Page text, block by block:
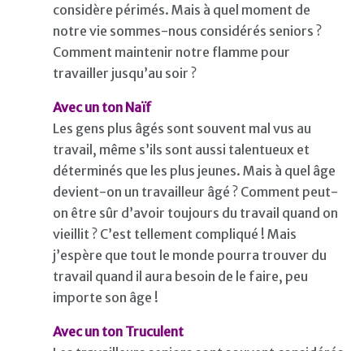
considère périmés. Mais à quel moment de
notre vie sommes-nous considérés seniors ?
Comment maintenir notre flamme pour
travailler jusqu’au soir ?
Avec un ton Naïf
Les gens plus âgés sont souvent mal vus au
travail, même s’ils sont aussi talentueux et
déterminés que les plus jeunes. Mais à quel âge
devient-on un travailleur âgé ? Comment peut-
on être sûr d’avoir toujours du travail quand on
vieillit ? C’est tellement compliqué ! Mais
j’espère que tout le monde pourra trouver du
travail quand il aura besoin de le faire, peu
importe son âge !
Avec un ton Truculent